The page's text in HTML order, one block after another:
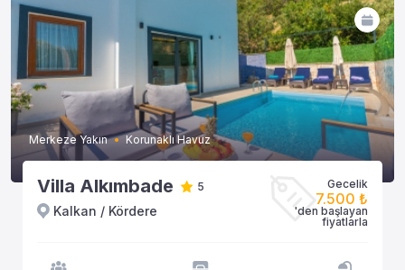
Merkeze Yakın Korunaklı Havuz
Villa Alkımbade 5
Kalkan / Kördere
Gecelik
7.500 ₺
'den başlayan
fiyatlarla